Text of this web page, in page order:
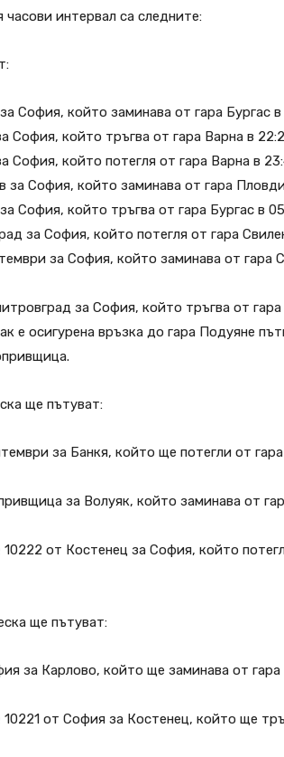
часови интервал са следните:
София, който заминава от гара Бургас в
който тръгва от гара Варна в
който потегля от гара Варна в
София, който заминава от гара
София, който тръгва от гара Бургас в
за София, който потегля от гара
за София, който заминава от гара
за София, който тръгва от
е осигурена връзка до гара Подуяне
ще пътуват:
за Банкя, който ще потегли от
за Волуяк, който заминава от
от Костенец за София, който
ще пътуват:
за Карлово, който ще заминава от
от София за Костенец, който ще